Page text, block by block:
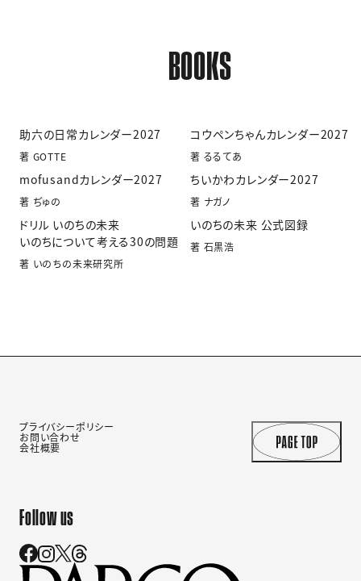
BOOKS
助六の日常カレンダー2027
著 GOTTE
コウペンちゃんカレンダー2027
著 るるてあ
mofusandカレンダー2027
著 ぢゅの
ちいかわカレンダー2027
著 ナガノ
ドリル いのちの未来
いのちについて考える30の問題
著 いのちの未来研究所
いのちの未来 公式図録
著 石黒浩
プライバシーポリシー
お問い合わせ
会社概要
Follow us